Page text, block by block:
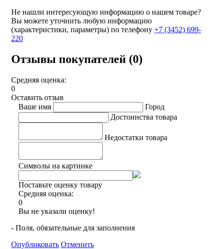
Не нашли интересующую информацию о нашем товаре?
Вы можете уточнить любую информацию
(характеристики, параметры) по телефону +7 (3452) 699-
220
Отзывы покупателей (0)
Средняя оценка:
0
Оставить отзыв
Ваше имя
Город
Достоинства товара
Недостатки товара
Символы на картинке
Поставьте оценку товару
Средняя оценка:
0
Вы не указали оценку!
- Поля, обязательные для заполнения
Опубликовать Отменить